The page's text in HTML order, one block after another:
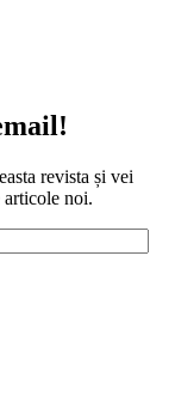
revista și vei
noi.